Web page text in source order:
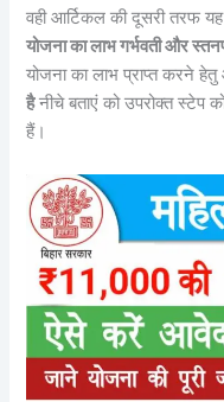
वही आर्टिकल की दूसरी तरफ
योजना का लाभ गर्भवती और
योजना का लाभ प्राप्त करने
हैनीचे बताएं को उपरोक्त
हैं।